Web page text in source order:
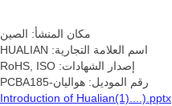
مكان المنشأ: الصين
اسم العلامة التجارية: HUALIAN
إصدار الشهادات: RoHS, ISO
رقم الموديل: هواليان-PCBA185
Introduction of Hualian(1)....).pptx